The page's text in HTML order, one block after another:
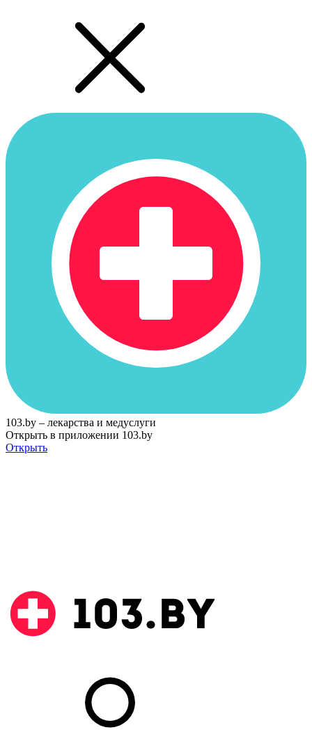
103.by – лекарства и медуслуги
Открыть в приложении 103.by
Открыть